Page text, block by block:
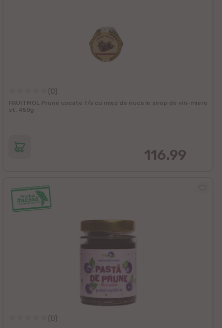
(0)
FRUITMOL Prune uscate f/s cu miez de nuca in sirop de vin-miere
st. 450g
116.99
(0)